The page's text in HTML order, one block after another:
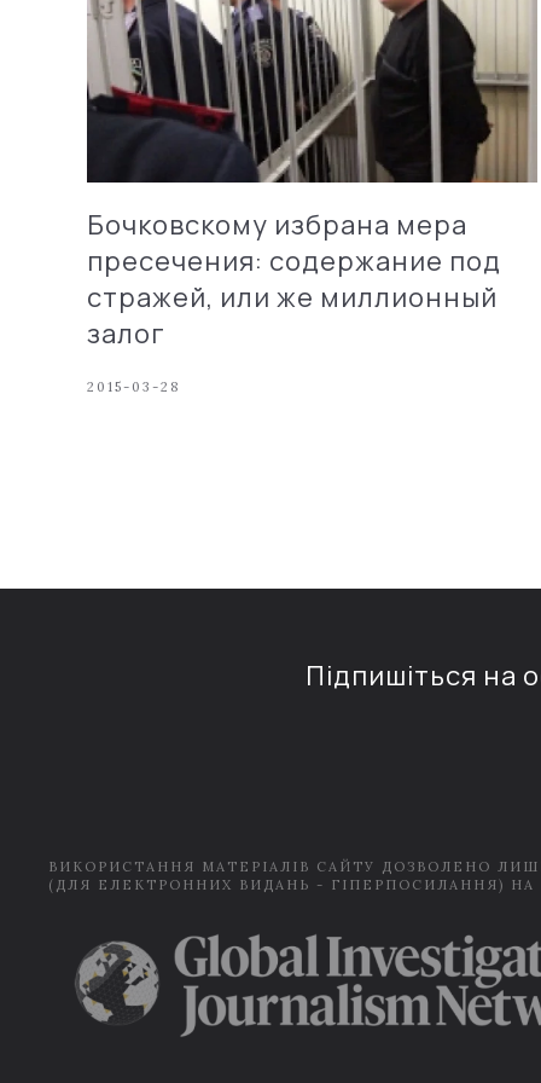
Бочковскому избрана мера
пресечения: содержание под
стражей, или же миллионный
залог
2015-03-28
Підпишіться на
ВИКОРИСТАННЯ МАТЕРІАЛІВ САЙТУ ДОЗВОЛЕНО
(ДЛЯ ЕЛЕКТРОННИХ ВИДАНЬ - ГІПЕРПОСИЛАННЯ) НА